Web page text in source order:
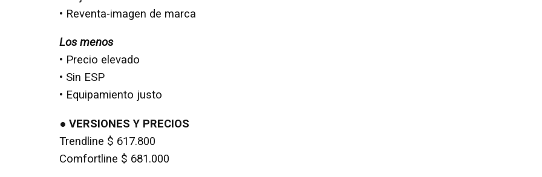
• Reventa-imagen de marca
Los menos
• Precio elevado
• Sin ESP
• Equipamiento justo
● VERSIONES Y PRECIOS
Trendline $ 617.800
Comfortline $ 681.000